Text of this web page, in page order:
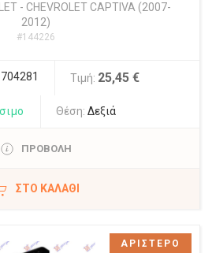
- CHEVROLET CAPTIVA (2007-
2012)
#144226
Τιμή: 25,45 €
Θέση: Δεξιά
ΠΡΟΒΟΛΗ
ΣΤΟ ΚΑΛΆΘΙ
ΑΡΙΣΤΕΡΟ